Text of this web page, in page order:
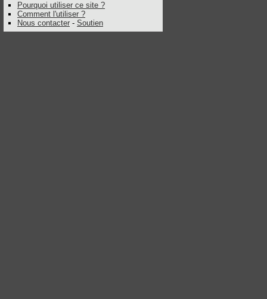
Pourquoi utiliser ce site ?
Comment l'utiliser ?
Nous contacter - Soutien